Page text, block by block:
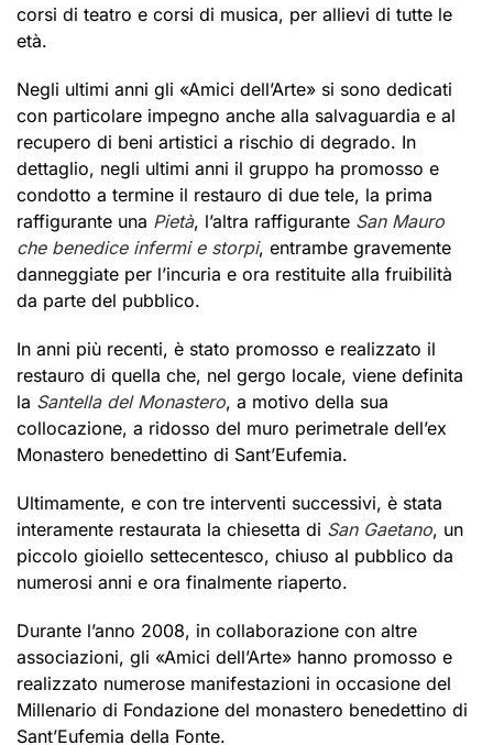
corsi di teatro e corsi di musica, per allievi di tutte le
età.
Negli ultimi anni gli «Amici dell’Arte» si sono dedicati
con particolare impegno anche alla salvaguardia e al
recupero di beni artistici a rischio di degrado. In
dettaglio, negli ultimi anni il gruppo ha promosso e
condotto a termine il restauro di due tele, la prima
raffigurante una Pietà, l’altra raffigurante San Mauro
che benedice infermi e storpi, entrambe gravemente
danneggiate per l’incuria e ora restituite alla fruibilità
da parte del pubblico.
In anni più recenti, è stato promosso e realizzato il
restauro di quella che, nel gergo locale, viene definita
la Santelladel Monastero, a motivo della sua
collocazione, a ridosso del muro perimetrale dell’ex
Monastero benedettino di Sant’Eufemia.
Ultimamente, e con tre interventi successivi, è stata
interamente restaurata la chiesetta di San Gaetano, un
piccolo gioiello settecentesco, chiuso al pubblico da
numerosi anni e ora finalmente riaperto.
Durante l’anno 2008, in collaborazione con altre
associazioni, gli «Amici dell’Arte» hanno promosso e
realizzato numerose manifestazioni in occasione del
Millenario di Fondazione del monastero benedettino di
Sant’Eufemia della Fonte.